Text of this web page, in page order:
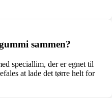
sammen?
speciallim, der er egnet til
at lade det tørre helt for